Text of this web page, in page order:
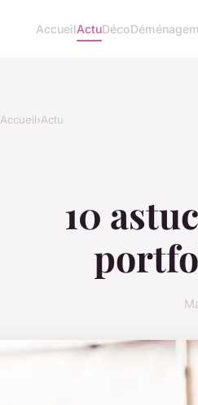
AccueilActuDéco
Accueil›Actu
10